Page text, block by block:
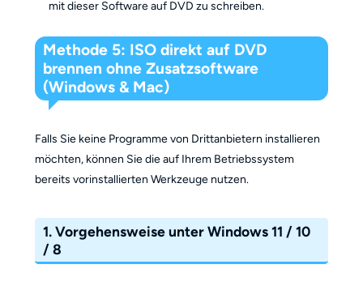
mit dieser Software auf DVD zu schreiben.
Methode 5: ISO direkt auf DVD
brennen ohne Zusatzsoftware
(Windows & Mac)
Falls Sie keine Programme von Drittanbietern installieren
möchten, können Sie die auf Ihrem Betriebssystem
bereits vorinstallierten Werkzeuge nutzen.
1. Vorgehensweise unter Windows 11 / 10
/ 8